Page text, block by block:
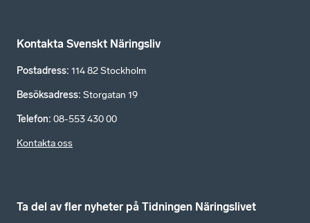
Kontakta Svenskt Näringsliv
Postadress: 114 82 Stockholm
Besöksadress: Storgatan 19
Telefon: 08-553 430 00
Kontakta oss
Ta del av fler nyheter på Tidningen Näringslivet